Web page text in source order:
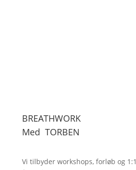
BREATHWORK
Med TORBEN
Vi tilbyder workshops, forløb og 1:1